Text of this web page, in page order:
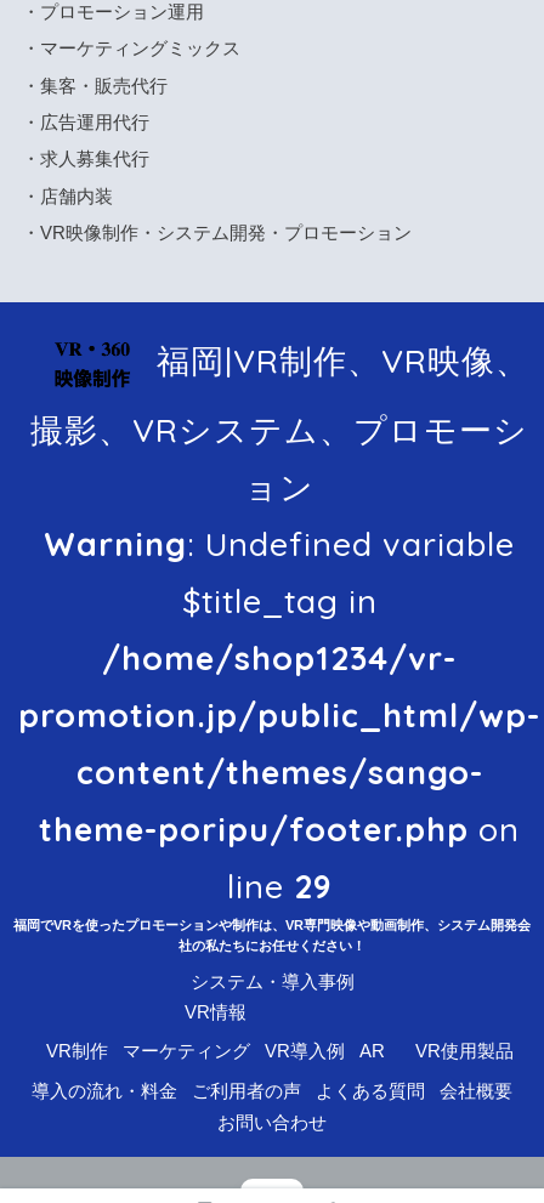
・プロモーション運用
・マーケティングミックス
・集客・販売代行
・広告運用代行
・求人募集代行
・店舗内装
・VR映像制作・システム開発・プロモーション
福岡|VR制作、VR映像、
撮影、VRシステム、プロモーシ
ョン
Warning: Undefined variable
$title_tag in
/home/shop1234/vr-
promotion.jp/public_html/wp-
content/themes/sango-
theme-poripu/footer.php on
line 29
福岡でVRを使ったプロモーションや制作は、VR専門映像や動画制作、システム開発会
社の私たちにお任せください！
システム・導入事例
VR情報
VR制作 マーケティング VR導入例 AR VR使用製品
導入の流れ・料金 ご利用者の声 よくある質問
会社概要
お問い合わせ